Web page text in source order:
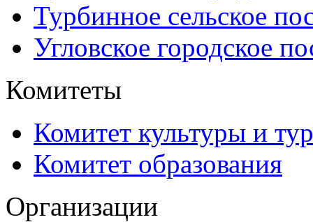
Турбинное сельское
Угловское городское
Комитеты
Комитет культуры и
Комитет образования
Организации